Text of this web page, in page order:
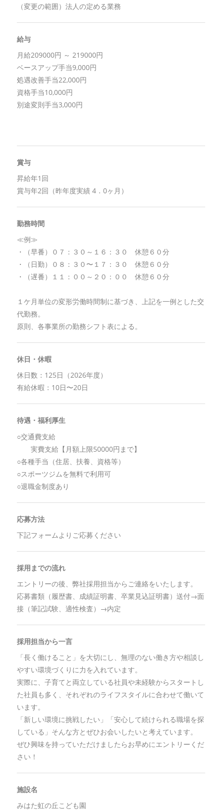
（変更の範囲）法人の定める業務
給与
月給209000円 ～ 219000円
ベースアップ手当9,000円
処遇改善手当22,000円
資格手当10,000円
別途変則手当3,000円
賞与
昇給年1回
賞与年2回（昨年度実績 4．0ヶ月）
勤務時間
≪例≫
・（早番）０７：３０～１６：３０ 休憩６０分
・（日勤）０８：３０〜１７：３０ 休憩６０分
・（遅番）１１：００～２０：００ 休憩６０分
１ケ月単位の変形労働時間制に基づき、上記を一例とした交
代勤務。
原則、各事業所の勤務シフト表による。
休日・休暇
休日数：125日（2026年度）
有給休暇：10日〜20日
待遇・福利厚生
○交通費支給
実費支給【月額上限50000円まで】
○各種手当（住居、扶養、資格等）
○スポーツジムを無料で利用可
○退職金制度あり
応募方法
下記フォームよりご応募ください
採用までの流れ
エントリーの後、弊社採用担当からご連絡をいたします。
応募書類（履歴書、成績証明書、卒業見込証明書）送付→面
接（筆記試験、適性検査）→内定
採用担当から一言
「長く働けること」を大切にし、無理のない働き方や相談し
やすい環境づくりに力を入れています。
実際に、子育てと両立している社員や未経験からスタートし
た社員も多く、それぞれのライフスタイルに合わせて働いて
います。
「新しい環境に挑戦したい」「安心して続けられる職場を探
している」そんな方とぜひお会いしたいと考えています。
ぜひ興味を持っていただけましたらお早めにエントリーくだ
さい！
施設名
みはた虹の丘こども園